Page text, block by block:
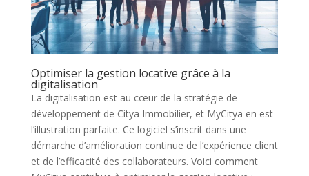
Optimiser la gestion locative grâce à la
digitalisation
La digitalisation est au cœur de la stratégie de
développement de Citya Immobilier, et MyCitya en est
l’illustration parfaite. Ce logiciel s’inscrit dans une
démarche d’amélioration continue de l’expérience client
et de l’efficacité des collaborateurs. Voici comment